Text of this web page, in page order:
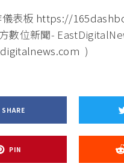
表板 https://
數位新聞-
)
SHARE
PIN